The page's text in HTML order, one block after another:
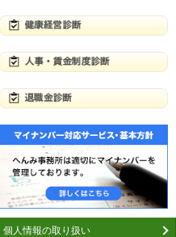
個人情報の取り扱い